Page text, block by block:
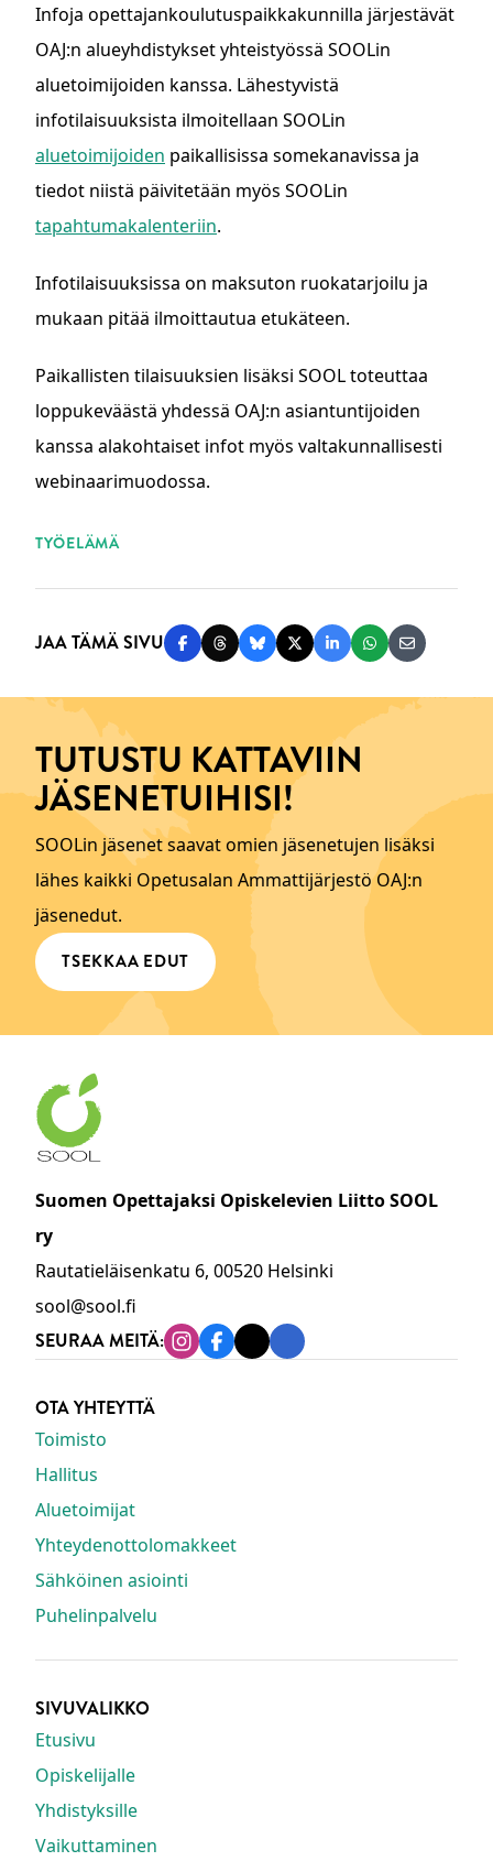
Infoja opettajankoulutuspaikkakunnilla järjestävät
OAJ:n alueyhdistykset yhteistyössä SOOLin
aluetoimijoiden kanssa. Lähestyvistä
infotilaisuuksista ilmoitellaan SOOLin
aluetoimijoiden paikallisissa somekanavissa ja
tiedot niistä päivitetään myös SOOLin
tapahtumakalenteriin.
Infotilaisuuksissa on maksuton ruokatarjoilu ja
mukaan pitää ilmoittautua etukäteen.
Paikallisten tilaisuuksien lisäksi SOOL toteuttaa
loppukeväästä yhdessä OAJ:n asiantuntijoiden
kanssa alakohtaiset infot myös valtakunnallisesti
webinaarimuodossa.
TYÖELÄMÄ
JAA TÄMÄ SIVU Jaa Facebookissa
Jaa Threadsissa
Jaa Blueskyssä
Jaa Twitterissä
Jaa LinkedInissä
Jaa Jaa
TUTUSTU KATTAVIIN
JÄSENETUIHISI!
SOOLin jäsenet saavat omien jäsenetujen lisäksi
lähes kaikki Opetusalan Ammattijärjestö OAJ:n
jäsenedut.
TSEKKAA EDUT
Suomen Opettajaksi Opiskelevien Liitto SOOL
ry
Rautatieläisenkatu 6, 00520 Helsinki
sool@sool.fi
SEURAA MEITÄ: Instagram
Facebook
TiktokLinkedin
OTA YHTEYTTÄ
Toimisto
Hallitus
Aluetoimijat
Yhteydenottolomakkeet
Sähköinen asiointi
Puhelinpalvelu
SIVUVALIKKO
Etusivu
Opiskelijalle
Yhdistyksille
Vaikuttaminen